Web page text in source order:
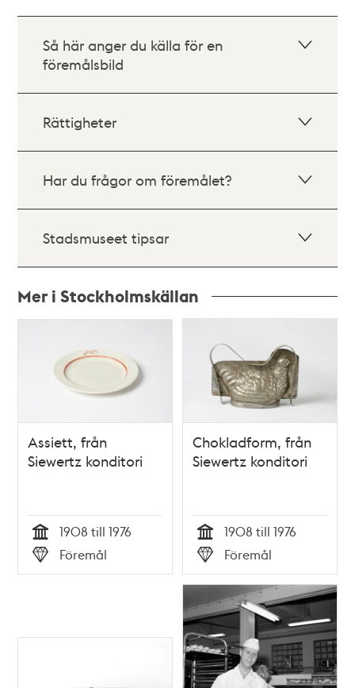
Så här anger du källa för en
föremålsbild
Rättigheter
Har du frågor om föremålet?
Stadsmuseet tipsar
Mer i Stockholmskällan
Assiett, från
Siewertz konditori
Tid
1908 till 1976
Typ
Föremål
Chokladform, från
Siewertz konditori
Tid
1908 till 1976
Typ
Föremål